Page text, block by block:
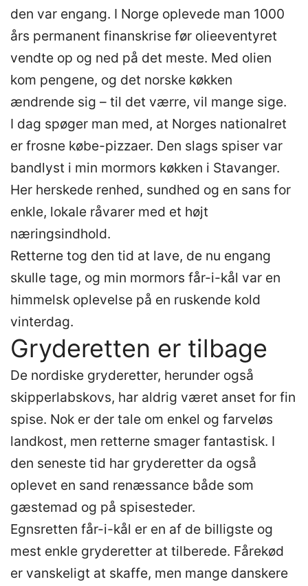
den var engang. I Norge oplevede man 1000
års permanent finanskrise før olieeventyret
vendte op og ned på det meste. Med olien
kom pengene, og det norske køkken
ændrende sig – til det værre, vil mange sige.
I dag spøger man med, at Norges nationalret
er frosne købe-pizzaer. Den slags spiser var
bandlyst i min mormors køkken i Stavanger.
Her herskede renhed, sundhed og en sans for
enkle, lokale råvarer med et højt
næringsindhold.
Retterne tog den tid at lave, de nu engang
skulle tage, og min mormors får-i-kål var en
himmelsk oplevelse på en ruskende kold
vinterdag.
Gryderetten er tilbage
De nordiske gryderetter, herunder også
skipperlabskovs, har aldrig været anset for fin
spise. Nok er der tale om enkel og farveløs
landkost, men retterne smager fantastisk. I
den seneste tid har gryderetter da også
oplevet en sand renæssance både som
gæstemad og på spisesteder.
Egnsretten får-i-kål er en af de billigste og
mest enkle gryderetter at tilberede. Fårekød
er vanskeligt at skaffe, men mange danskere